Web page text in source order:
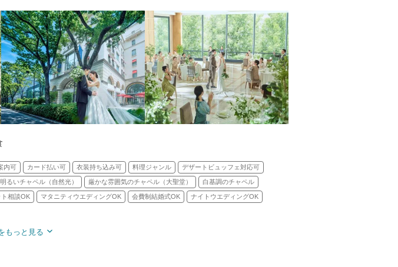
内可 カード払い可 衣装持ち込み可 料理ジャンル デザートビュッフェ対応可
明るいチャペル（自然光） 厳かな雰囲気のチャペル（大聖堂） 白基調のチャペル
ト相談OK マタニティウエディングOK 会費制結婚式OK ナイトウエディングOK
もっと見る